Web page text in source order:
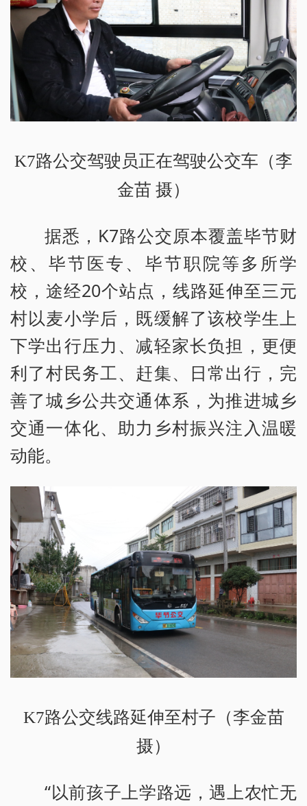
K7路公交驾驶员正在驾驶公交车（李
金苗 摄）
据悉，K7路公交原本覆盖毕节财
校、毕节医专、毕节职院等多所学
校，途经20个站点，线路延伸至三元
村以麦小学后，既缓解了该校学生上
下学出行压力、减轻家长负担，更便
利了村民务工、赶集、日常出行，完
善了城乡公共交通体系，为推进城乡
交通一体化、助力乡村振兴注入温暖
动能。
K7路公交线路延伸至村子（李金苗
摄）
“以前孩子上学路远，遇上农忙无